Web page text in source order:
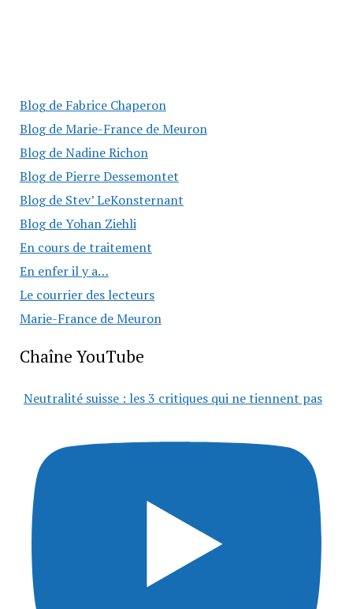
Blog de Fabrice Chaperon
Blog de Marie-France de Meuron
Blog de Nadine Richon
Blog de Pierre Dessemontet
Blog de Stev’ LeKonsternant
Blog de Yohan Ziehli
En cours de traitement
En enfer il y a…
Le courrier des lecteurs
Marie-France de Meuron
Chaîne YouTube
Neutralité suisse : les 3 critiques qui ne tiennent pas